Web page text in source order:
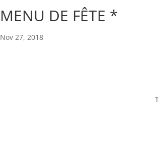
MENU DE FÊTE *
Nov 27, 2018